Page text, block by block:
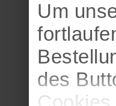
Um
des